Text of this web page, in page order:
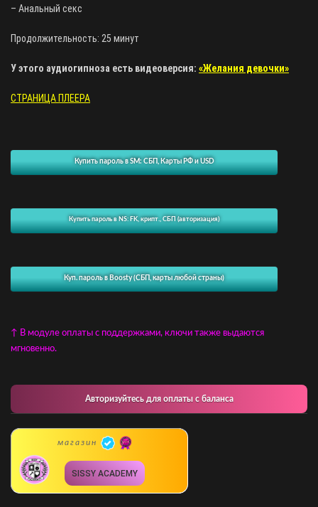
– Анальный секс
Продолжительность: 25 минут
У этого аудиогипноза есть видеоверсия: «Желания девочки»
СТРАНИЦА ПЛЕЕРА
Купить пароль в SM: СБП, Карты РФ и USD
Купить пароль в NS: FK, крипт., СБП (авторизация)
Куп. пароль в Boosty (СБП, карты любой страны)
↑ В модуле оплаты с поддержками, ключи также выдаются
мгновенно.
Авторизуйтесь для оплаты с баланса
магазин
SISSY ACADEMY